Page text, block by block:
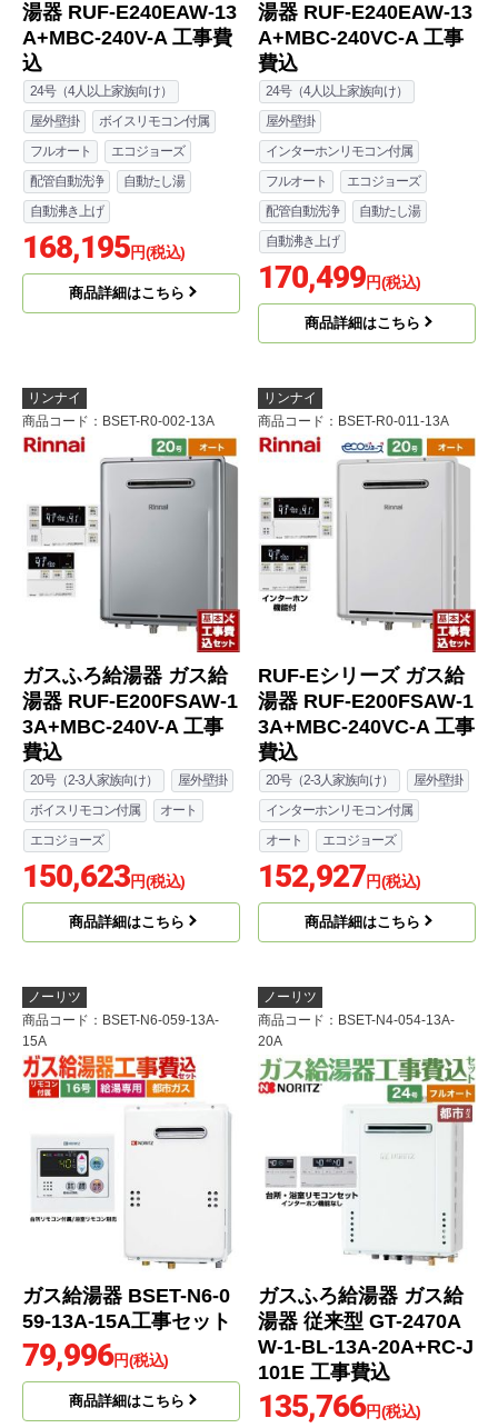
湯器 RUF-E240EAW-13
A+MBC-240V-A 工事費
込
24号（4人以上家族向け）
屋外壁掛
ボイスリモコン付属
フルオート
エコジョーズ
配管自動洗浄
自動たし湯
自動沸き上げ
168,195円(税込)
商品詳細はこちら
湯器 RUF-E240EAW-13
A+MBC-240VC-A 工事
費込
24号（4人以上家族向け）
屋外壁掛
インターホンリモコン付属
フルオート
エコジョーズ
配管自動洗浄
自動たし湯
自動沸き上げ
170,499円(税込)
商品詳細はこちら
リンナイ
商品コード ：BSET-R0-002-13A
ガスふろ給湯器 ガス給
湯器 RUF-E200FSAW-1
3A+MBC-240V-A 工事
費込
20号（2-3人家族向け）
屋外壁掛
ボイスリモコン付属
オート
エコジョーズ
150,623円(税込)
商品詳細はこちら
リンナイ
商品コード ：BSET-R0-011-13A
RUF-Eシリーズ ガス給
湯器 RUF-E200FSAW-1
3A+MBC-240VC-A 工事
費込
20号（2-3人家族向け）
屋外壁掛
インターホンリモコン付属
オート
エコジョーズ
152,927円(税込)
商品詳細はこちら
ノーリツ
商品コード ：BSET-N6-059-13A-
15A
ガス給湯器 BSET-N6-0
59-13A-15A工事セット
79,996円(税込)
商品詳細はこちら
ノーリツ
商品コード ：BSET-N4-054-13A-
20A
ガスふろ給湯器 ガス給
湯器 従来型 GT-2470A
W-1-BL-13A-20A+RC-J
101E 工事費込
135,766円(税込)